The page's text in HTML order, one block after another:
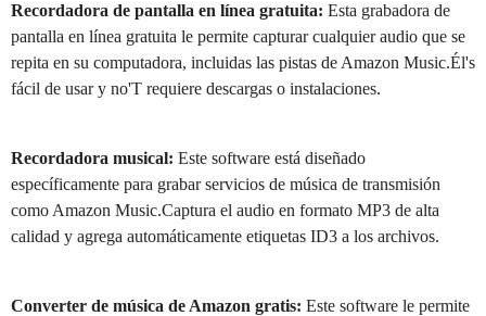
Recordadora de pantalla en línea gratuita: Esta grabadora de
pantalla en línea gratuita le permite capturar cualquier audio que se
repita en su computadora, incluidas las pistas de Amazon Music.Él's
fácil de usar y no'T requiere descargas o instalaciones.
Recordadora musical: Este software está diseñado
específicamente para grabar servicios de música de transmisión
como Amazon Music.Captura el audio en formato MP3 de alta
calidad y agrega automáticamente etiquetas ID3 a los archivos.
Converter de música de Amazon gratis: Este software le permite